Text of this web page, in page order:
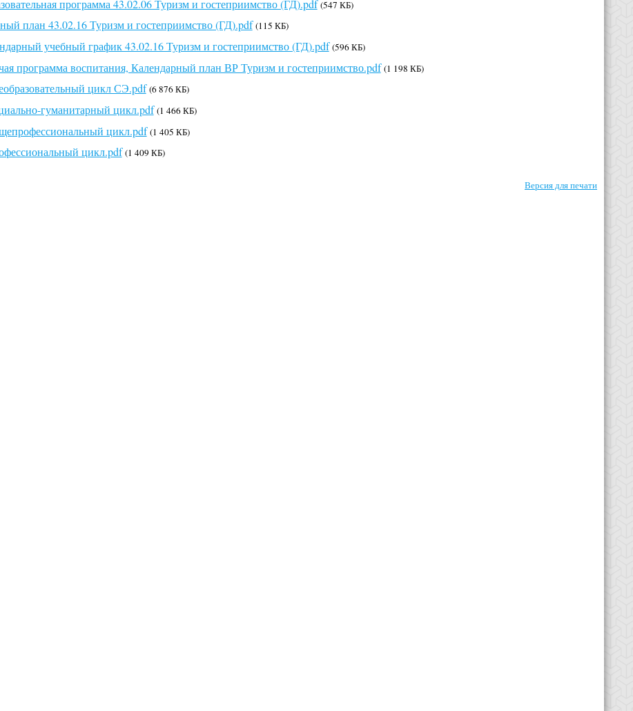
программа 43.02.06 Туризм и гостеприимство (ГД).pdf (547 КБ)
план 43.02.16 Туризм и гостеприимство (ГД).pdf (115 КБ)
учебный график 43.02.16 Туризм и гостеприимство (ГД).pdf (596 КБ)
программа воспитания, Календарный план ВР Туризм и гостеприимство.pdf (1 198 КБ)
цикл СЭ.pdf (6 876 КБ)
гуманитарный цикл.pdf (1 466 КБ)
цикл.pdf (1 405 КБ)
цикл.pdf (1 409 КБ)
Версия для печати